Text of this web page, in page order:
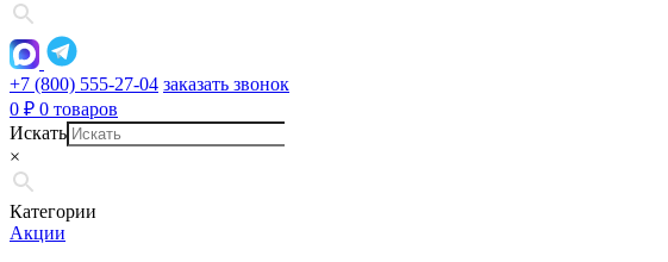
+7 (800) 555-27-04 заказать звонок
0 ₽ 0 товаров
Искать
×
Категории
Акции